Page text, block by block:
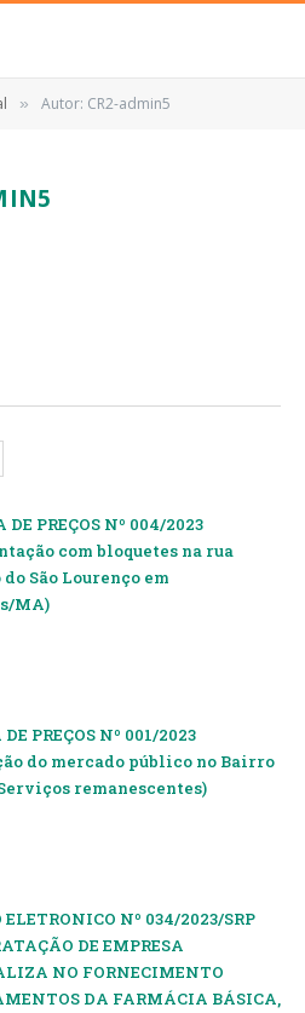
» Autor: CR2-admin5
PREÇOS Nº 004/2023
com bloquetes na rua
São Lourenço em
MA)
PREÇOS Nº 001/2023
do mercado público no Bairro
remanescentes)
ELETRONICO Nº 034/2023/SRP
DE EMPRESA
NO FORNECIMENTO
DA FARMÁCIA BÁSICA,